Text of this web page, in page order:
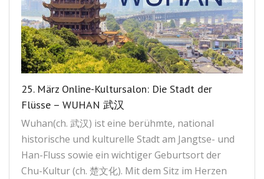
25. März Online-Kultursalon: Die Stadt der
Flüsse – WUHAN 武汉
Wuhan(ch. 武汉) ist eine berühmte, national
historische und kulturelle Stadt am Jangtse- und
Han-Fluss sowie ein wichtiger Geburtsort der
Chu-Kultur (ch. 楚文化). Mit dem Sitz im Herzen